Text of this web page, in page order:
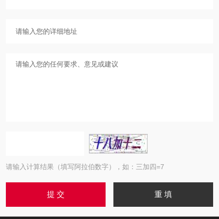
请输入计算结果（填写阿拉伯数字），如：三加四=7